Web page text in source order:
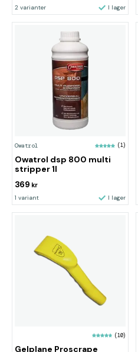
2 varianter I lager
Owatrol (1)
Owatrol dsp 800 multi
stripper 1l
369 kr
1 variant I lager
(10)
Gelplane Proscrape